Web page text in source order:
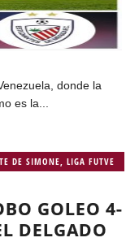
donde la
es la...
DE SIMONE ,LIGA FUTVE
GOLEO 4-
DELGADO